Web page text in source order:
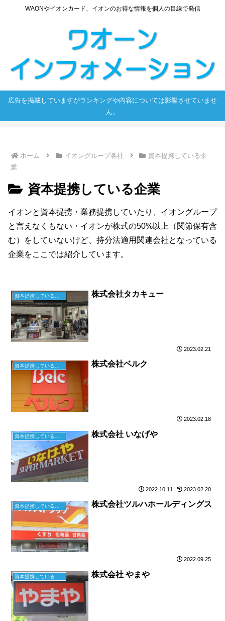
WAONやイオンカード、イオンのお得な情報を個人の目線で発信
広告を掲載していますがランキングや内容については影響させていませ
ん。
ホーム イオングループ各社
資本提携している企
業
資本提携している企業
イオンと資本提携・業務提携していたり、イオングループ
と言えなくもない・イオンが株式の50%以上（関節保有含
む）をしていないけど、持分法適用関連会社となっている
企業をここでは紹介しています。
株式会社タカキュー
2023.02.21
資本提携している企業 株式会社ベルク
2023.02.18
株式会社 いなげや
2022.10.11 2023.02.20
資本提携している企業 株式会社ツルハホールディングス
2022.09.25
株式会社 やまや